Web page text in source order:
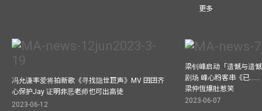
更多
冯允谦率爱将拍新歌《寻找隐世巨声》MV 囝囝齐
心保护Jay 证明非恶老师也可出高徒
2023-06-12
梁钊峰启动「遗憾与遗
剧场 峰心粉客串《已
梁仲恆爆肚惹笑
2023-06-07